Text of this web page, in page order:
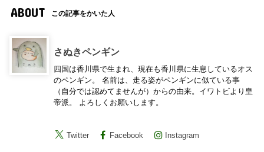
ABOUT この記事をかいた人
さぬきペンギン
四国は香川県で生まれ、現在も香川県に生息しているオス
のペンギン。 名前は、走る姿がペンギンに似ている事
（自分では認めてませんが）からの由来。イワトビより皇
帝派。 よろしくお願いします。
Twitter Facebook Instagram